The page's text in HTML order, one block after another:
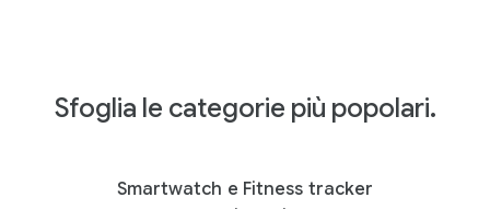
Sfoglia le categorie più popolari.
Smartwatch e Fitness tracker